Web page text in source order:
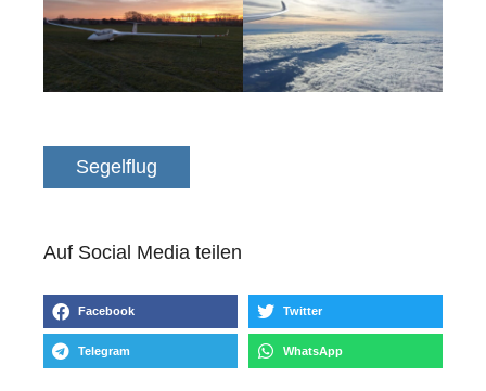
Segelflug
Auf Social Media teilen
Facebook Twitter
Telegram WhatsApp